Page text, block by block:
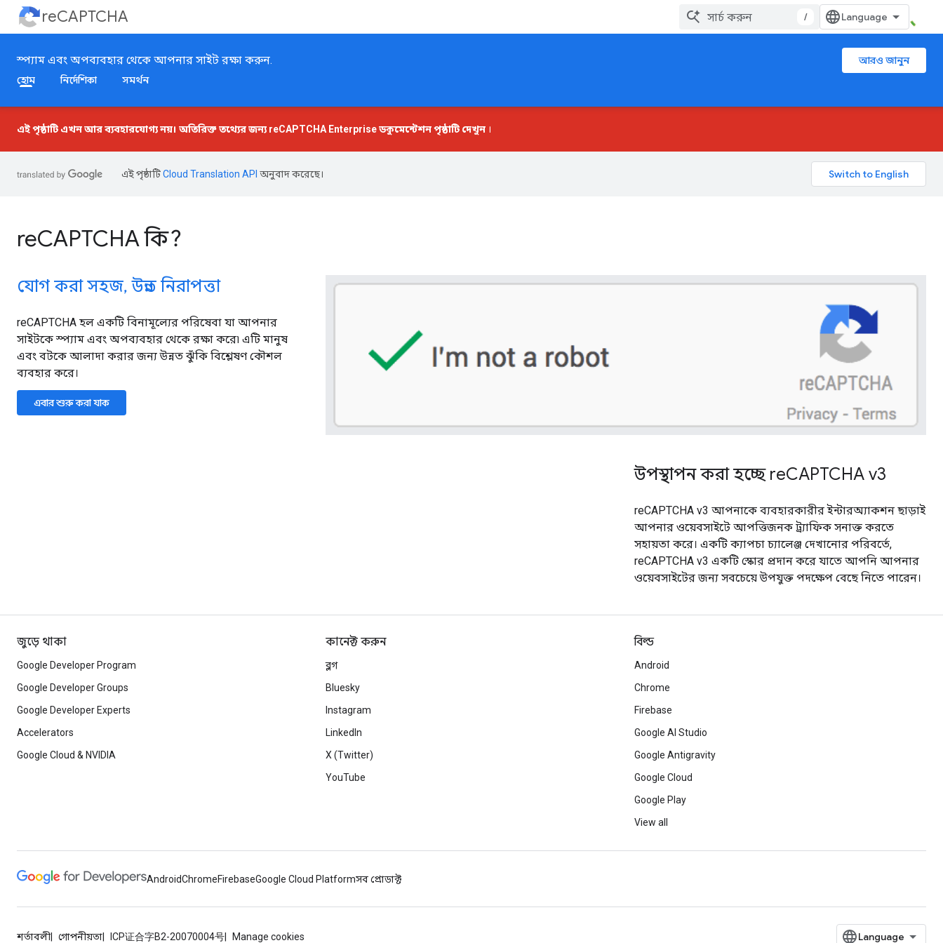
reCAPTCHA /
স্প্যাম এবং অপব্যবহার থেকে আপনার সাইট রক্ষা করুন.
আরও জানুন
হোম
নির্দেশিকা সমর্থন
এই পৃষ্ঠাটি এখন আর ব্যবহারযোগ্য নয়। অতিরিক্ত তথ্যের জন্য reCAPTCHA Enterpriseডকুমেন্টেশন পৃষ্ঠাটি দেখুন ।
এই পৃষ্ঠাটিCloud Translation API অনুবাদ করেছে।
reCAPTCHA কি?
যোগ করা সহজ, উন্নত নিরাপত্তা
reCAPTCHA হল একটি বিনামূল্যের পরিষেবা যা আপনার
সাইটকে স্প্যাম এবং অপব্যবহার থেকে রক্ষা করে৷ এটি মানুষ
এবং বটকে আলাদা করার জন্য উন্নত ঝুঁকি বিশ্লেষণ কৌশল
ব্যবহার করে।
এবার শুরু করা যাক
উপস্থাপন করা হচ্ছে reCAPTCHA v3
reCAPTCHA v3 আপনাকে ব্যবহারকারীর ইন্টারঅ্যাকশন ছাড়াই
আপনার ওয়েবসাইটে আপত্তিজনক ট্র্যাফিক সনাক্ত করতে
সহায়তা করে। একটি ক্যাপচা চ্যালেঞ্জ দেখানোর পরিবর্তে,
reCAPTCHA v3 একটি স্কোর প্রদান করে যাতে আপনি আপনার
ওয়েবসাইটের জন্য সবচেয়ে উপযুক্ত পদক্ষেপ বেছে নিতে পারেন।
জুড়ে থাকা
Google Developer Program
Google Developer Groups
Google Developer Experts
Accelerators
Google Cloud & NVIDIA
কানেক্ট করুন
ব্লগ
Bluesky
Instagram
LinkedIn
X (Twitter)
YouTube
বিল্ড
Android
Chrome
Firebase
Google AI Studio
Google Antigravity
Google Cloud
Google Play
View all
AndroidChromeFirebaseGoogle Cloud Platformসব প্রোডাক্ট
শর্তাবলী গোপনীয়তা ICP证合字B2-20070004号 Manage cookies